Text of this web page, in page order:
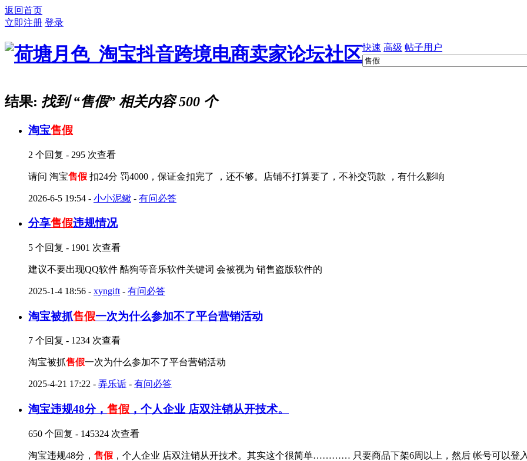
返回首页
立即注册 登录
快速 高级 帖子用户
结果: 找到 “售假” 相关内容 500 个
淘宝售假
2 个回复 - 295 次查看
请问 淘宝售假 扣24分 罚4000，保证金扣完了 ，还不够。店铺不打算要了，不补交罚款 ，有什么影响
2026-6-5 19:54 - 小小泥鳅 - 有问必答
分享售假违规情况
5 个回复 - 1901 次查看
建议不要出现QQ软件 酷狗等音乐软件关键词 会被视为 销售盗版软件的
2025-1-4 18:56 - xyngift - 有问必答
淘宝被抓售假一次为什么参加不了平台营销活动
7 个回复 - 1234 次查看
淘宝被抓售假一次为什么参加不了平台营销活动
2025-4-21 17:22 - 弄乐诟 - 有问必答
淘宝违规48分， 售假 ，个人企业 店双注销从开技术。
650 个回复 - 145324 次查看
淘宝违规48分， 售假 ，个人企业 店双注销从开技术。其实这个很简单………… 只要商品下架6周以上，然后 帐号可以登